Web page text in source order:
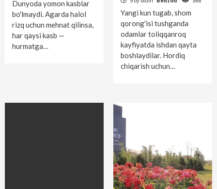
Dunyoda yomon kasblar
bo'lmaydi. Agarda halol
rizq uchun mehnat qilinsa,
har qaysi kasb —
hurmatga…
Yangi kun tugab, shom
qorong'isi tushganda
odamlar toliqqanroq
kayfiyatda ishdan qayta
boshlaydilar. Hordiq
chiqarish uchun…